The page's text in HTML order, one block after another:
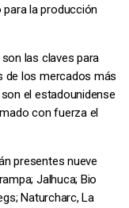
la producción
las claves para
de los mercados más
el estadounidense
con fuerza el
presentes nueve
Jalhuca; Bio
Naturcharc, La